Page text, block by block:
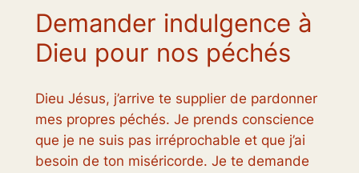
Demander indulgence à
Dieu pour nos péchés
Dieu Jésus, j’arrive te supplier de pardonner
mes propres péchés. Je prends conscience
que je ne suis pas irréprochable et que j’ai
besoin de ton miséricorde. Je te demande